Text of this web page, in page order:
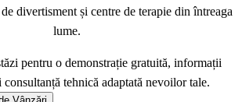
divertisment și centre de terapie din întreaga
lume.
pentru o demonstrație gratuită, informații
consultanță tehnică adaptată nevoilor tale.